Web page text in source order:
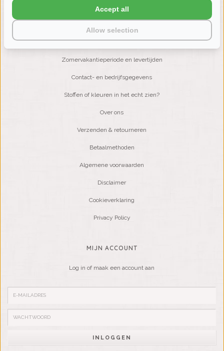
KLANTENSERVICE
Zomervakantieperiode en levertijden
Contact- en bedrijfsgegevens
Stoffen of kleuren in het echt zien?
Over ons
Verzenden & retourneren
Betaalmethoden
Algemene voorwaarden
Disclaimer
Cookieverklaring
Privacy Policy
MIJN ACCOUNT
Log in of maak een account aan
INLOGGEN
Allow selection
Accept all